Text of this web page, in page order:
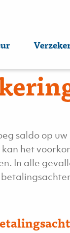
saldo op
het
In alle